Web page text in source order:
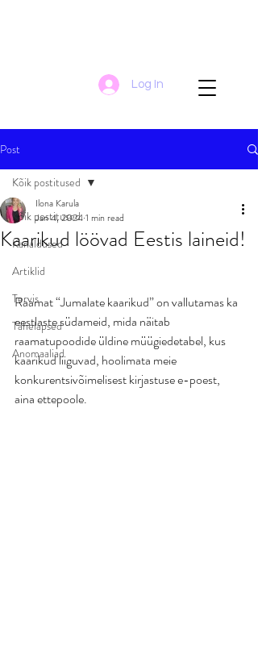
Log In
Post
Kõik postitused
Kanaldused
Artiklid
Tervis
Tähelapsed
Anomaaliad
Kõik postitused
Kaarikud löövad Eestis laineid!
Ilona Karula
Jan 4, 20241 min read
Raamat “Jumalate kaarikud” on vallutamas ka
eestlaste südameid, mida näitab
raamatupoodide üldine müügiedetabel, kus
kaarikud liiguvad, hoolimata meie
konkurentsivõimelisest kirjastuse e-poest,
aina ettepoole.